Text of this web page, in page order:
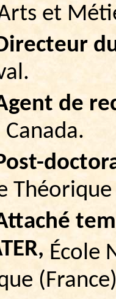
et
de
École